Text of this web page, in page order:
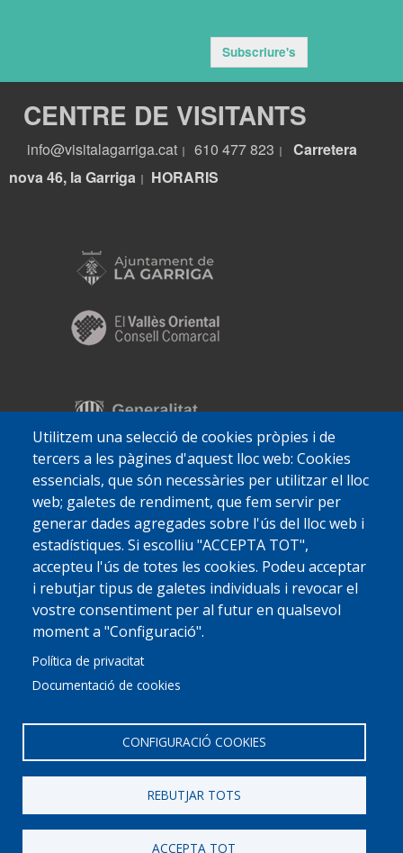
Utilitzem una selecció de cookies pròpies i de
tercers a les pàgines d'aquest lloc web: Cookies
essencials, que són necessàries per utilitzar el lloc
web; galetes de rendiment, que fem servir per
generar dades agregades sobre l'ús del lloc web i
estadístiques. Si escolliu "ACCEPTA TOT",
accepteu l'ús de totes les cookies. Podeu acceptar
i rebutjar tipus de galetes individuals i revocar el
vostre consentiment per al futur en qualsevol
moment a "Configuració".
Política de privacitat
Documentació de cookies
CONFIGURACIÓ COOKIES
REBUTJAR TOTS
ACCEPTA TOT
Subscriure's
CENTRE DE VISITANTS
info@visitalagarriga.cat 610 477 823
Carretera
nova 46, la Garriga
HORARIS
© 2022 Ajuntament La GarrigaAvis legal
Protecció de dades
Política de CookiesImplementat perPerception